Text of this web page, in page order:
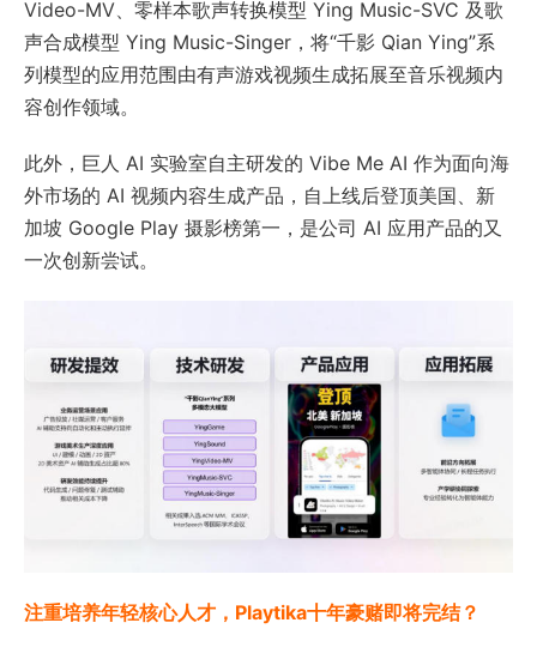
Video-MV、零样本歌声转换模型 Ying Music-SVC 及歌
声合成模型 Ying Music-Singer，将“千影 Qian Ying”系
列模型的应用范围由有声游戏视频生成拓展至音乐视频内
容创作领域。
此外，巨人 AI 实验室自主研发的 Vibe Me AI 作为面向海
外市场的 AI 视频内容生成产品，自上线后登顶美国、新
加坡 Google Play 摄影榜第一，是公司 AI 应用产品的又
一次创新尝试。
注重培养年轻核心人才，Playtika十年豪赌即将完结？